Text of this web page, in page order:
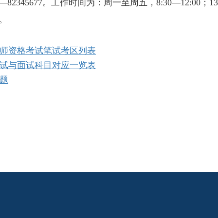
82345677。工作时间为：周一至周五， 8:30—12:00；
资格考试笔试考区列表
与面试科目对应一览表